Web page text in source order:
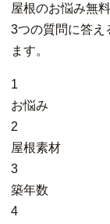
屋根のお悩み無料
3つの質問に答え
ます。
1
お悩み
2
屋根素材
3
築年数
4